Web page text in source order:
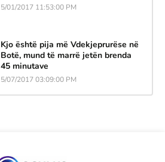
5/01/2017 11:53:00 PM
Kjo është pija më Vdekjeprurëse në
Botë, mund të marrë jetën brenda
45 minutave
5/07/2017 03:09:00 PM